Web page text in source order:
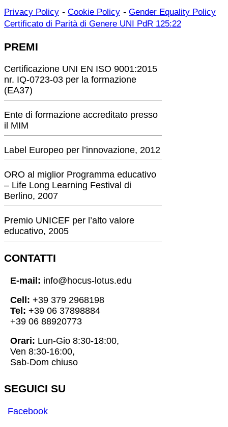
Privacy Policy - Cookie Policy - Gender Equality Policy
Certificato di Parità di Genere UNI PdR 125:22
PREMI
Certificazione UNI EN ISO 9001:2015
nr. IQ-0723-03 per la formazione
(EA37)
Ente di formazione accreditato presso
il MIM
Label Europeo per l’innovazione, 2012
ORO al miglior Programma educativo
– Life Long Learning Festival di
Berlino, 2007
Premio UNICEF per l’alto valore
educativo, 2005
CONTATTI
E-mail: info@hocus-lotus.edu
Cell: +39 379 2968198
Tel: +39 06 37898884
+39 06 88920773
Orari: Lun-Gio 8:30-18:00,
Ven 8:30-16:00,
Sab-Dom chiuso
SEGUICI SU
Facebook